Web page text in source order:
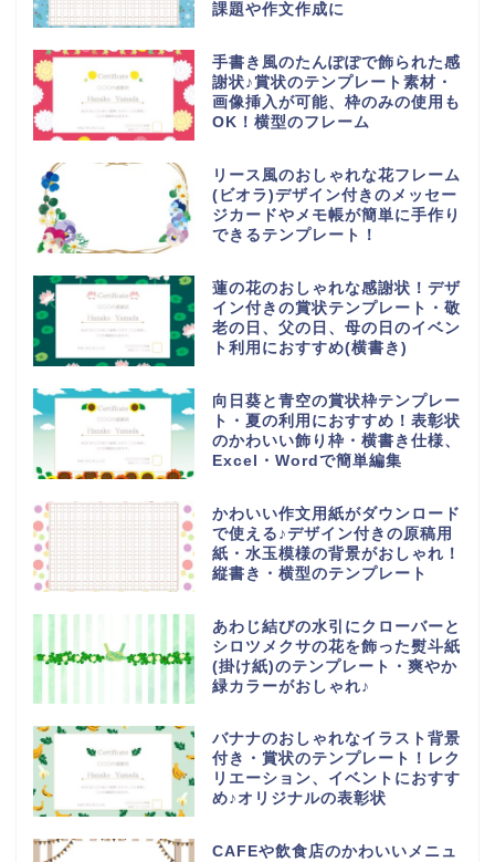
課題や作文作成に
手書き風のたんぽぽで飾られた感
謝状♪賞状のテンプレート素材・
画像挿入が可能、枠のみの使用も
OK！横型のフレーム
リース風のおしゃれな花フレーム
(ビオラ)デザイン付きのメッセー
ジカードやメモ帳が簡単に手作り
できるテンプレート！
蓮の花のおしゃれな感謝状！デザ
イン付きの賞状テンプレート・敬
老の日、父の日、母の日のイベン
ト利用におすすめ(横書き)
向日葵と青空の賞状枠テンプレー
ト・夏の利用におすすめ！表彰状
のかわいい飾り枠・横書き仕様、
Excel・Wordで簡単編集
かわいい作文用紙がダウンロード
で使える♪デザイン付きの原稿用
紙・水玉模様の背景がおしゃれ！
縦書き・横型のテンプレート
あわじ結びの水引にクローバーと
シロツメクサの花を飾った熨斗紙
(掛け紙)のテンプレート・爽やか
緑カラーがおしゃれ♪
バナナのおしゃれなイラスト背景
付き・賞状のテンプレート！レク
リエーション、イベントにおすす
め♪オリジナルの表彰状
CAFEや飲食店のかわいいメニュ